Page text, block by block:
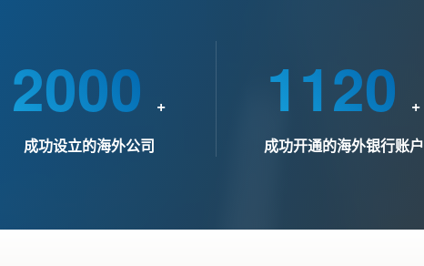
2000 +
成功设立的海外公司
1120 +
成功开通的海外银行账户